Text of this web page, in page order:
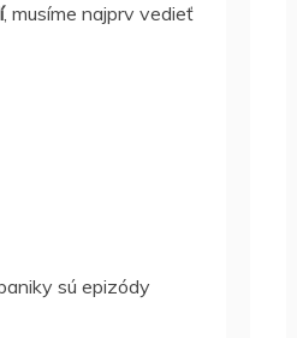
, musíme najprv vedieť
sú epizódy